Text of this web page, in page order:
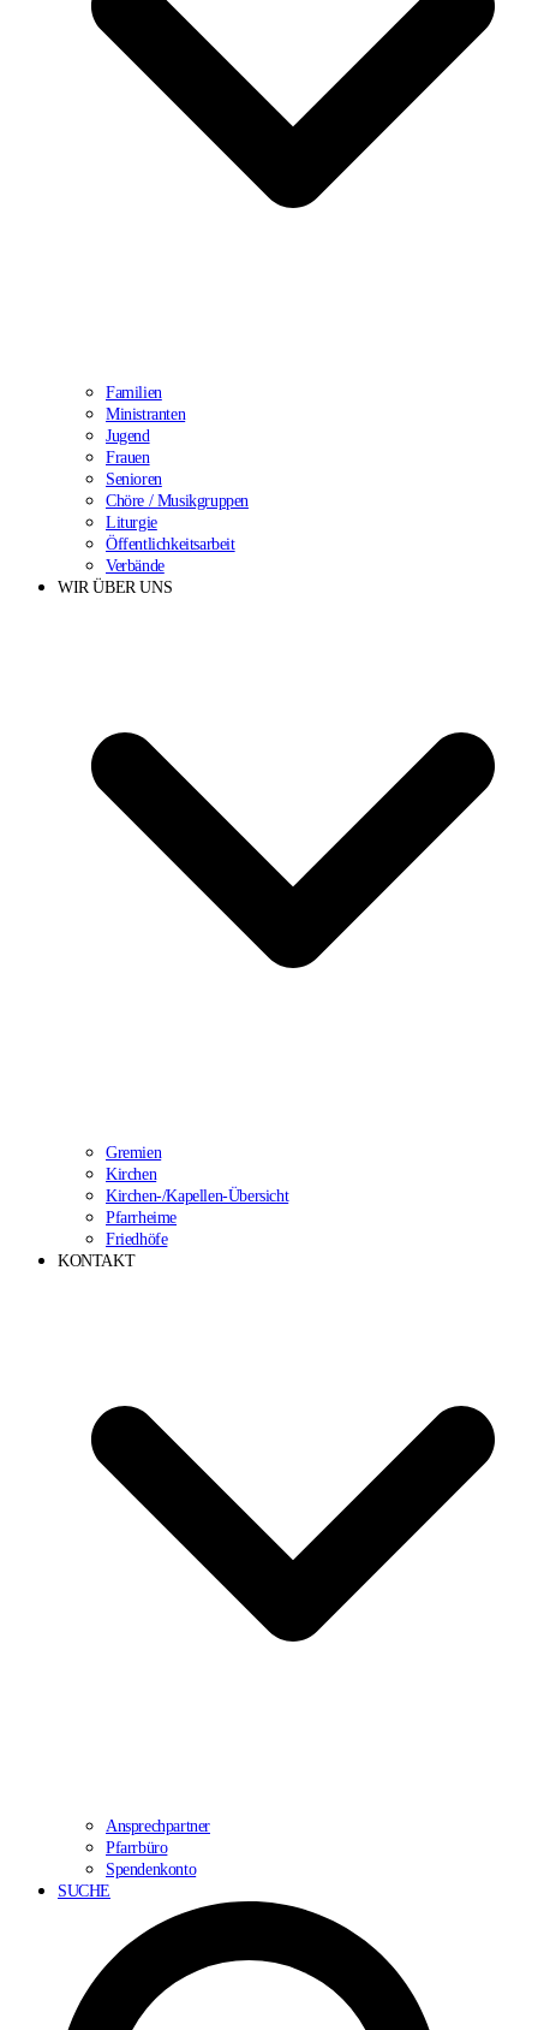
Familien
Ministranten
Jugend
Frauen
Senioren
Chöre / Musikgruppen
Liturgie
Öffentlichkeitsarbeit
Verbände
WIR ÜBER UNS
Gremien
Kirchen
Kirchen-/Kapellen-Übersicht
Pfarrheime
Friedhöfe
KONTAKT
Ansprechpartner
Pfarrbüro
Spendenkonto
SUCHE